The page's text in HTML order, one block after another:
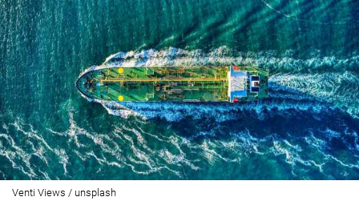
Venti Views / unsplash